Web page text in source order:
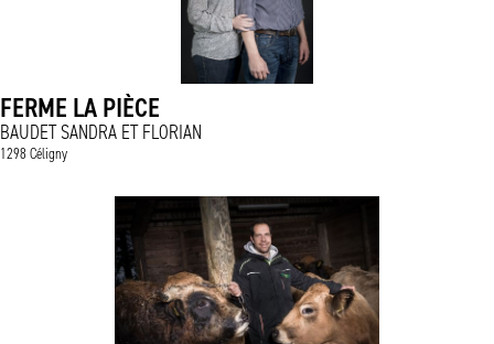
FERME LA PIÈCE
BAUDET SANDRA ET FLORIAN
1298 Céligny